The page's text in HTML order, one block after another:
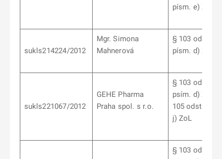
písm. e) ZoL
sukls214224/2012
Mgr. Simona
Mahnerová
§ 103 odst. 10
písm. d) ZoL
sukls221067/2012
GEHE Pharma
Praha spol. s r.o.
§ 103 odst. 6
psím. d) ZoL,
105 odst. 2
j) ZoL
§ 103 odst. 9